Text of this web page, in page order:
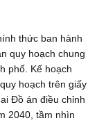
thức ban hành
quy hoạch chung
phố. Kế hoạch
hoạch trên giấy
Đồ án điều chỉnh
2040, tầm nhìn